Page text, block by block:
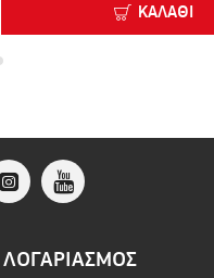
ΚΑΛΆΘΙ
ΛΟΓΑΡΙΑΣΜΌΣ